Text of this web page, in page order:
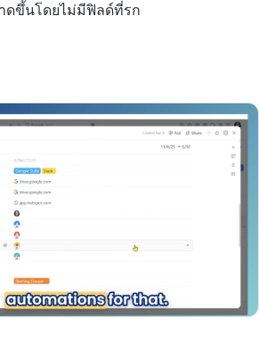
ดขึ้นโดยไม่มีฟิลด์ที่รก